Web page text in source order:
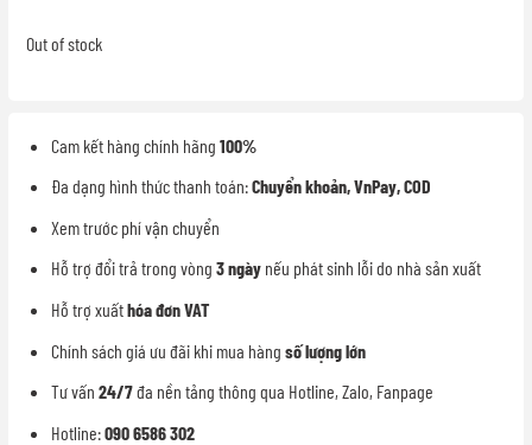
Out of stock
Cam kết hàng chính hãng 100%
Đa dạng hình thức thanh toán:Chuyển khoản, VnPay, COD
Xem trước phí vận chuyển
Hỗ trợ đổi trả trong vòng 3 ngày nếu phát sinh lỗi do nhà sản xuất
Hỗ trợ xuấthóa đơn VAT
Chính sách giá ưu đãi khi mua hàng số lượng lớn
Tư vấn 24/7đa nền tảng thông qua Hotline, Zalo, Fanpage
Hotline:090 6586 302